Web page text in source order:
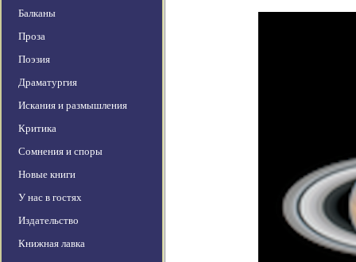
Балканы
Проза
Поэзия
Драматургия
Искания и размышления
Критика
Сомнения и споры
Новые книги
У нас в гостях
Издательство
Книжная лавка